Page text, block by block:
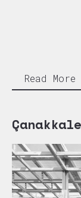
Read More